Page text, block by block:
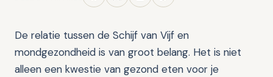
De relatie tussen de Schijf van Vijf en
mondgezondheid is van groot belang. Het is niet
alleen een kwestie van gezond eten voor je